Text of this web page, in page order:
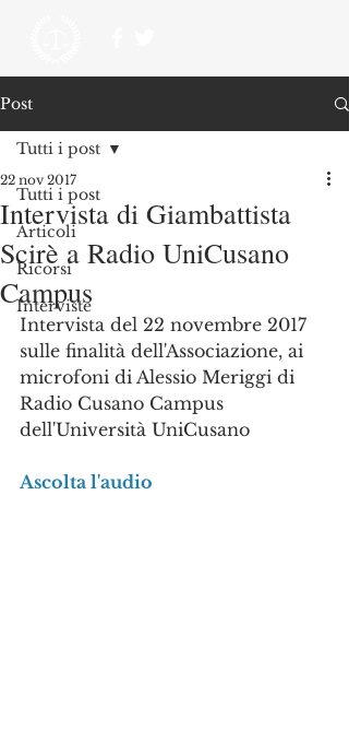
Post
Tutti i post
Articoli
Ricorsi
Interviste
Tutti i post
Intervista di Giambattista
Scirè a Radio UniCusano
Campus
22 nov 2017
Intervista del 22 novembre 2017
sulle finalità dell'Associazione, ai
microfoni di Alessio Meriggi di
Radio Cusano Campus
dell'Università UniCusano
Ascolta l'audio